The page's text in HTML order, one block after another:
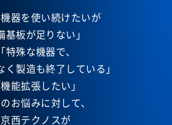
機器を使い続けたいが
基板が足りない」
「特殊な機器で、
く製造も終了している」
機能拡張したい」
お悩みに対して、
京西テクノスが